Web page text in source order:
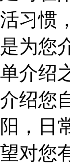
活习惯
是为您
单介绍
介绍您
阳，日
望对您